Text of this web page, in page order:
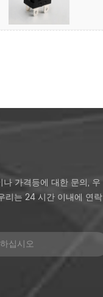
가격등에 대한 문의, 우
리는 24 시간 이내에 연락